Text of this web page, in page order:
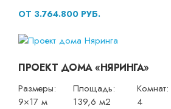
ОТ 3.764.800 РУБ.
ПРОЕКТ ДОМА «НЯРИНГА»
Размеры:
9×17 м
Площадь:
139,6 м2
Комнат:
4